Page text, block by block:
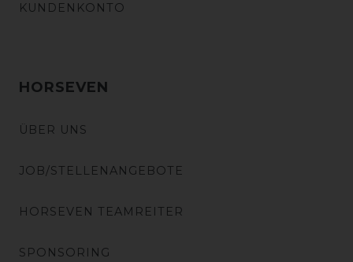
KUNDENKONTO
HORSEVEN
ÜBER UNS
JOB/STELLENANGEBOTE
HORSEVEN TEAMREITER
SPONSORING